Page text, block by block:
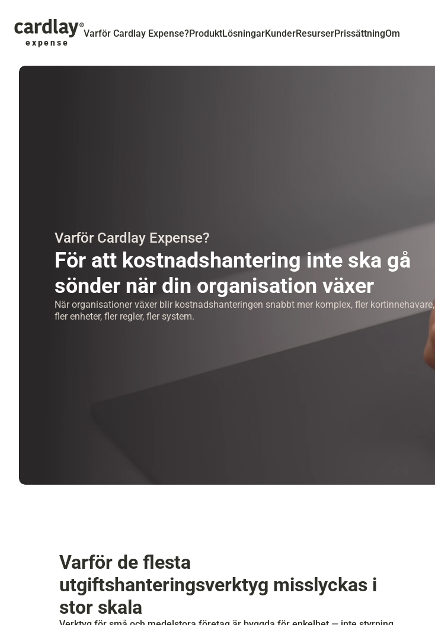
expense
Varför Cardlay Expense?ProduktLösningarKunderResurserPrissättningOm
Varför Cardlay Expense?
För att kostnadshantering inte ska gå
sönder när din organisation växer
När organisationer växer blir kostnadshanteringen snabbt mer komplex, fler kortinnehavare,
fler enheter, fler regler, fler system.
Varför de flesta
utgiftshanteringsverktyg misslyckas i
stor skala